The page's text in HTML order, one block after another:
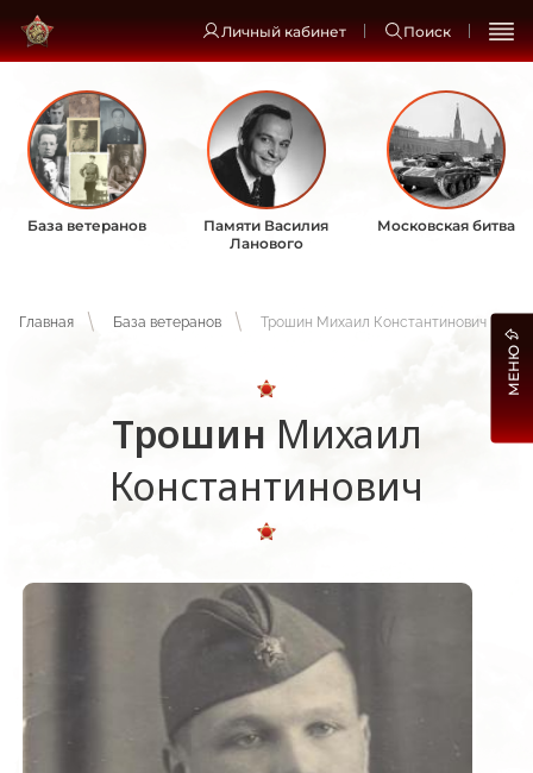
Личный кабинет Поиск
База ветеранов
Памяти Василия
Ланового
Московская битва
Главная База ветеранов Трошин Михаил Константинович
Трошин Михаил
Константинович
МЕНЮ